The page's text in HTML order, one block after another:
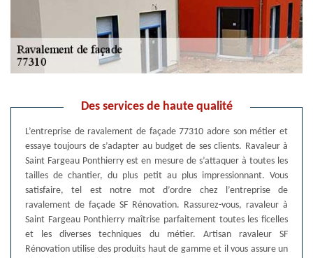
Des services de haute qualité
L’entreprise de ravalement de façade 77310 adore son métier et
essaye toujours de s’adapter au budget de ses clients. Ravaleur à
Saint Fargeau Ponthierry est en mesure de s’attaquer à toutes les
tailles de chantier, du plus petit au plus impressionnant. Vous
satisfaire, tel est notre mot d’ordre chez l’entreprise de
ravalement de façade SF Rénovation. Rassurez-vous, ravaleur à
Saint Fargeau Ponthierry maîtrise parfaitement toutes les ficelles
et les diverses techniques du métier. Artisan ravaleur SF
Rénovation utilise des produits haut de gamme et il vous assure un